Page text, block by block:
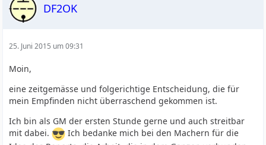
DF2OK
25. Juni 2015 um 09:31
Moin,
eine zeitgemässe und folgerichtige Entscheidung, die für
mein Empfinden nicht überraschend gekommen ist.
Ich bin als GM der ersten Stunde gerne und auch streitbar
mit dabei.
Ich bedanke mich bei den Machern für die